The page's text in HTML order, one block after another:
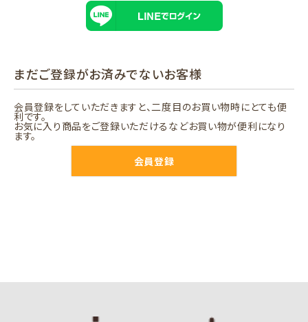
まだご登録がお済みでないお客様
会員登録をしていただきますと、二度目のお買い物時にとても便
利です。
お気に入り商品をご登録いただけるなどお買い物が便利になり
ます。
会員登録